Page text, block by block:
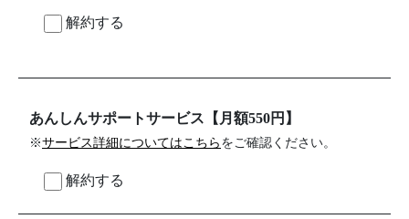
解約する
あんしんサポートサービス【月額550円】
※サービス詳細についてはこちら をご確認ください。
解約する